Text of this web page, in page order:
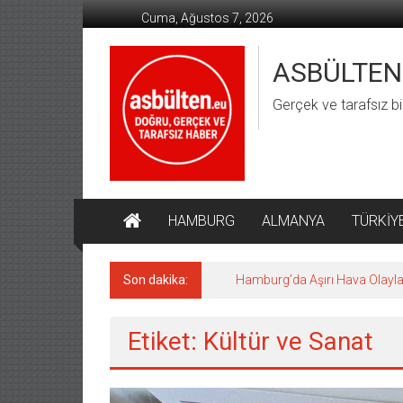
geç
Cuma, Ağustos 7, 2026
ASBÜLTEN
Gerçek ve tarafsız
HAMBURG ALMANYA
Son dakika: Hamburg’da Aşırı Hava
Etiket: Kültür ve Sanat